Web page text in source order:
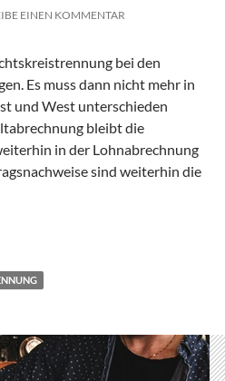
EINEN KOMMENTAR
bei den
Es muss dann nicht mehr in
und West unterschieden
bleibt die
in der Lohnabrechnung
sind weiterhin die
ganz